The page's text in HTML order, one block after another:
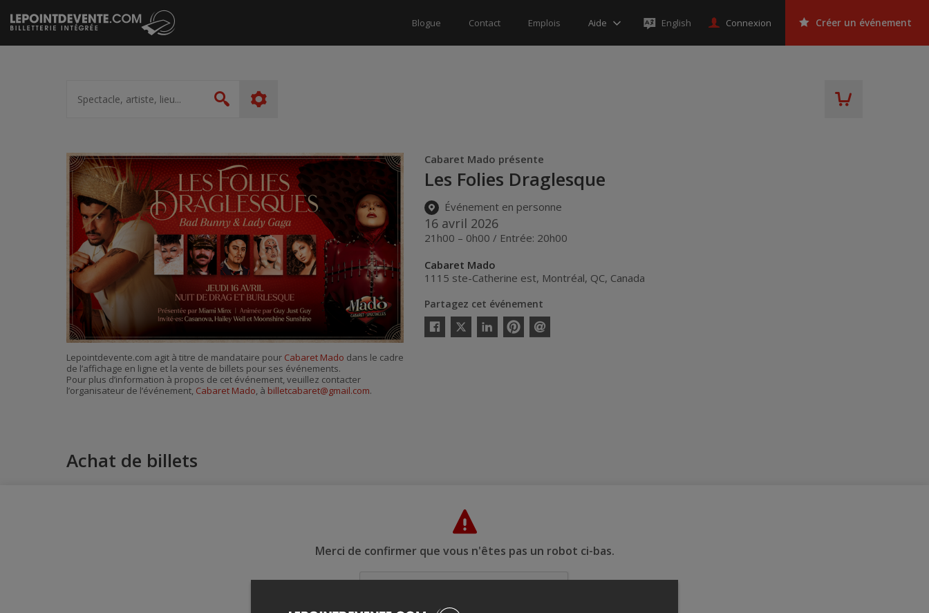
Passer
au
contenu
Blogue Contact Emplois Aide English Connexion Créer un événement
artiste,
lieu...
Rechercher
Cabaret Mado présente
Les Folies Draglesque
Événement en personne
16 avril 2026
21h00 – 0h00 / Entrée: 20h00
Cabaret Mado
1115 ste-Catherine est, Montréal, QC, Canada
Partagez cet événement
Facebook
Twitter
LinkedinPinterestEnvoyer
Lepointdevente.com agit à titre de mandataire pour Cabaret Mado dans le cadre
de l’affichage en ligne et la vente de billets pour ses événements.
Pour plus d’information à propos de cet événement, veuillez contacter
l’organisateur de l’événement, Cabaret Mado, à billetcabaret@gmail.com.
Achat de billets
Merci de confirmer que vous n'êtes pas un robot ci-bas.